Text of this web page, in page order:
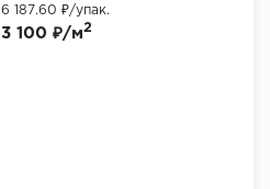
3 100 ₽/м2
6 187.60 ₽/упак.